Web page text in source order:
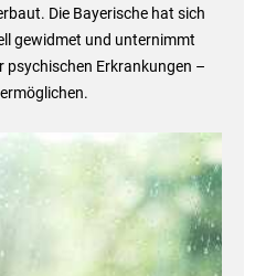
Die Bayerische hat sich
gewidmet und unternimmt
psychischen Erkrankungen –